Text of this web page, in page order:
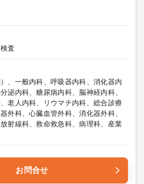
査
、一般内科、呼吸器内科、消化器内
泌内科、糖尿病内科、脳神経内科、
老人内科、リウマチ内科、総合診療
外科、心臓血管外科、消化器外科、
射線科、救命救急科、病理科、産業
お問合せ